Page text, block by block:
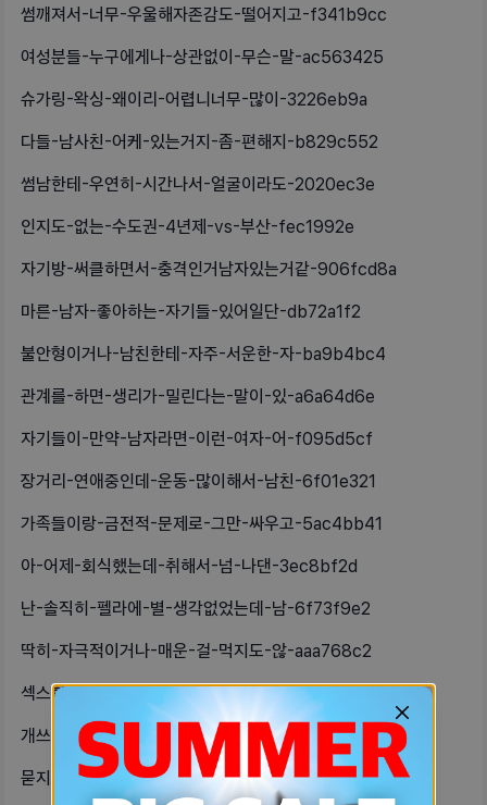
썸깨져서-너무-우울해자존감도-떨어지고-f341b9cc
여성분들-누구에게나-상관없이-무슨-말-ac563425
슈가링-왁싱-왜이리-어렵니너무-많이-3226eb9a
다들-남사친-어케-있는거지-좀-편해지-b829c552
썸남한테-우연히-시간나서-얼굴이라도-2020ec3e
인지도-없는-수도권-4년제-vs-부산-fec1992e
자기방-써클하면서-충격인거남자있는거같-906fcd8a
마른-남자-좋아하는-자기들-있어일단-db72a1f2
불안형이거나-남친한테-자주-서운한-자-ba9b4bc4
관계를-하면-생리가-밀린다는-말이-있-a6a64d6e
자기들이-만약-남자라면-이런-여자-어-f095d5cf
장거리-연애중인데-운동-많이해서-남친-6f01e321
가족들이랑-금전적-문제로-그만-싸우고-5ac4bb41
아-어제-회식했는데-취해서-넘-나댄-3ec8bf2d
난-솔직히-펠라에-별-생각없었는데-남-6f73f9e2
딱히-자극적이거나-매운-걸-먹지도-않-aaa768c2
섹스할때-좋으면-자꾸-눈물나-ㅠㅋㅋㅋ-ec4b4453
개쓰레기아래-쓰레기짓-요약있음-만나다-6f29db53
묻지마-살인-당하고싶다-사는게-너무-76e7124a